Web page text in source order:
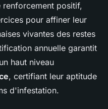
renforcement positif,
pour affiner leur
vivantes des restes
annuelle garantit
haut niveau
, certifiant leur aptitude
d'infestation.